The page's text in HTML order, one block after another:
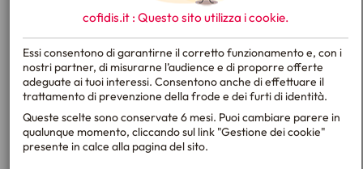
Prenditi cura del pianeta e
risparmia
GUARDA IL VIDEO
cofidis.it : Questo sito utilizza icookie.
Essi consentono di garantirne il corretto funzionamento e, con i
nostri partner, di misurarne l’audience e di proporre offerte
adeguate ai tuoi interessi. Consentono anche di effettuare il
trattamento di prevenzione della frode e dei furti di identità.
Queste scelte sono conservate 6 mesi. Puoi cambiare parere in
qualunque momento, cliccando sul link "Gestione dei cookie"
presente in calce alla pagina del sito.